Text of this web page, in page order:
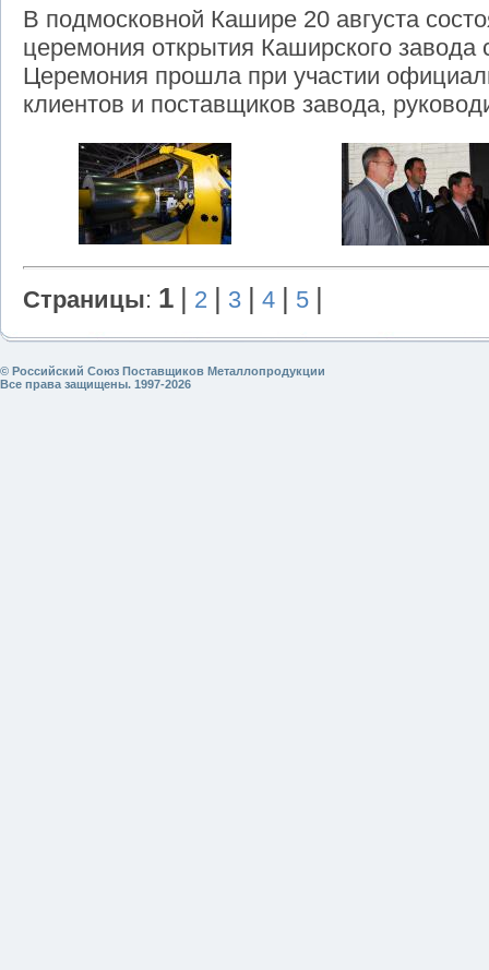
В подмосковной Кашире 20 августа
церемония открытия Каширского
Церемония прошла при участии
клиентов и поставщиков завода,
Страницы: 1 2 3 4 5
© Российский Союз Поставщиков Металлопродукции
Все права защищены. 1997-2026